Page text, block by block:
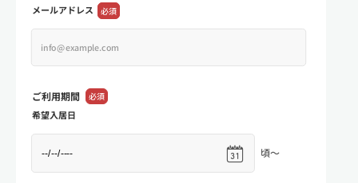
メールアドレス 必須
ご利用期間 必須
希望入居日
頃～